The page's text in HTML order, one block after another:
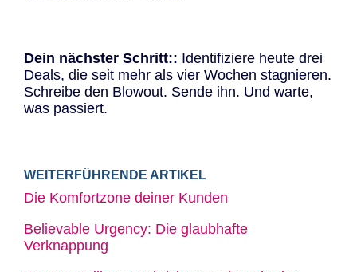
Dein nächster Schritt:: Identifiziere heute drei
Deals, die seit mehr als vier Wochen stagnieren.
Schreibe den Blowout. Sende ihn. Und warte,
was passiert.
WEITERFÜHRENDE ARTIKEL
Die Komfortzone deiner Kunden
Believable Urgency: Die glaubhafte
Verknappung